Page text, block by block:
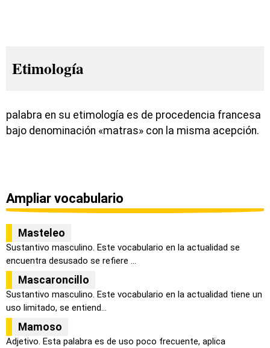
Etimología
palabra en su etimología es de procedencia francesa
bajo denominación «matras» con la misma acepción.
Ampliar vocabulario
Masteleo
Sustantivo masculino. Este vocabulario en la actualidad se
encuentra desusado se refiere ...
Mascaroncillo
Sustantivo masculino. Este vocabulario en la actualidad tiene un
uso limitado, se entiend...
Mamoso
Adjetivo. Esta palabra es de uso poco frecuente, aplica